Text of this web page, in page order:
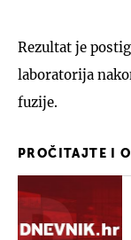
Rezultat je
laboratorija
fuzije.
PROČITAJTE I